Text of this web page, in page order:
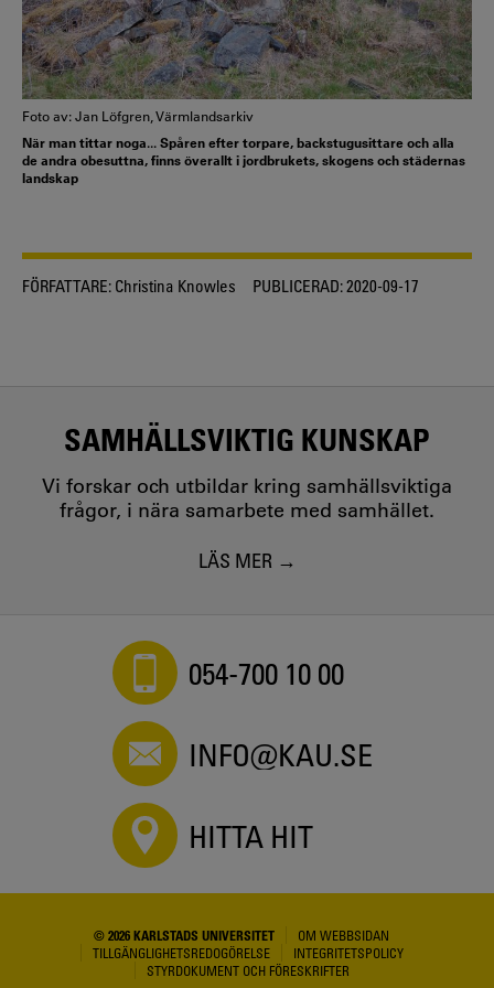
Foto av: Jan Löfgren, Värmlandsarkiv
När man tittar noga... Spåren efter torpare, backstugusittare och alla
de andra obesuttna, finns överallt i jordbrukets, skogens och städernas
landskap
FÖRFATTARE: Christina Knowles PUBLICERAD:2020-09-17
SAMHÄLLSVIKTIG KUNSKAP
Vi forskar och utbildar kring samhällsviktiga
frågor, i nära samarbete med samhället.
LÄS MER
054-700 10 00
INFO@KAU.SE
HITTA HIT
© 2026 KARLSTADS UNIVERSITET
OM WEBBSIDAN
TILLGÄNGLIGHETSREDOGÖRELSE
INTEGRITETSPOLICY
STYRDOKUMENT OCH FÖRESKRIFTER